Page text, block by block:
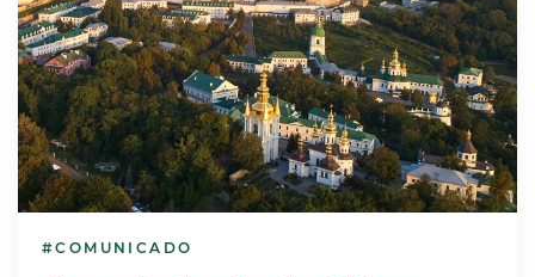
#COMUNICADO